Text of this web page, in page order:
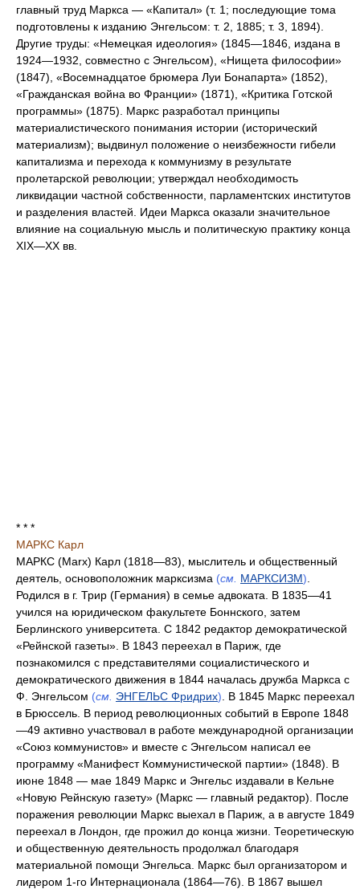
главный труд Маркса — «Капитал» (т. 1; последующие тома
подготовлены к изданию Энгельсом: т. 2, 1885; т. 3, 1894).
Другие труды: «Немецкая идеология» (1845—1846, издана в
1924—1932, совместно с Энгельсом), «Нищета философии»
(1847), «Восемнадцатое брюмера Луи Бонапарта» (1852),
«Гражданская война во Франции» (1871), «Критика Готской
программы» (1875). Маркс разработал принципы
материалистического понимания истории (исторический
материализм); выдвинул положение о неизбежности гибели
капитализма и перехода к коммунизму в результате
пролетарской революции; утверждал необходимость
ликвидации частной собственности, парламентских институтов
и разделения властей. Идеи Маркса оказали значительное
влияние на социальную мысль и политическую практику конца
XIX—XX вв.
* * *
МАРКС Карл
МАРКС (Marx) Карл (1818—83), мыслитель и общественный
деятель, основоположник марксизма (см. МАРКСИЗМ)
Родился в г. Трир (Германия) в семье адвоката. В 1835—41
учился на юридическом факультете Боннского, затем
Берлинского университета. С 1842 редактор демократической
«Рейнской газеты». В 1843 переехал в Париж, где
познакомился с представителями социалистического и
демократического движения в 1844 началась дружба Маркса с
Ф. Энгельсом (см. ЭНГЕЛЬС Фридрих) . В 1845 Маркс переехал
в Брюссель. В период революционных событий в Европе 1848
—49 активно участвовал в работе международной организации
«Союз коммунистов» и вместе с Энгельсом написал ее
программу «Манифест Коммунистической партии» (1848). В
июне 1848 — мае 1849 Маркс и Энгельс издавали в Кельне
«Новую Рейнскую газету» (Маркс — главный редактор). После
поражения революции Маркс выехал в Париж, а в августе 1849
переехал в Лондон, где прожил до конца жизни. Теоретическую
и общественную деятельность продолжал благодаря
материальной помощи Энгельса. Маркс был организатором и
лидером 1-го Интернационала (1864—76). В 1867 вышел